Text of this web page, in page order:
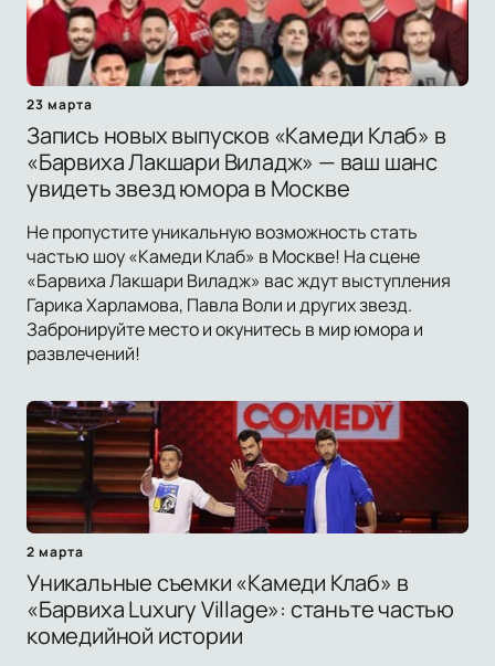
23 марта
Запись новых выпусков «Камеди Клаб» в
«Барвиха Лакшари Виладж» — ваш шанс
увидеть звезд юмора в Москве
Не пропустите уникальную возможность стать
частью шоу «Камеди Клаб» в Москве! На сцене
«Барвиха Лакшари Виладж» вас ждут выступления
Гарика Харламова, Павла Воли и других звезд.
Забронируйте место и окунитесь в мир юмора и
развлечений!
2 марта
Уникальные съемки «Камеди Клаб» в
«Барвиха Luxury Village»: станьте частью
комедийной истории